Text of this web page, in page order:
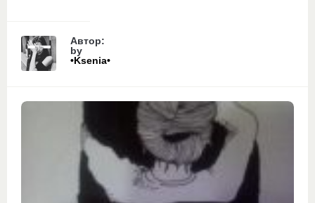
Автор:
by
•Ksenia•